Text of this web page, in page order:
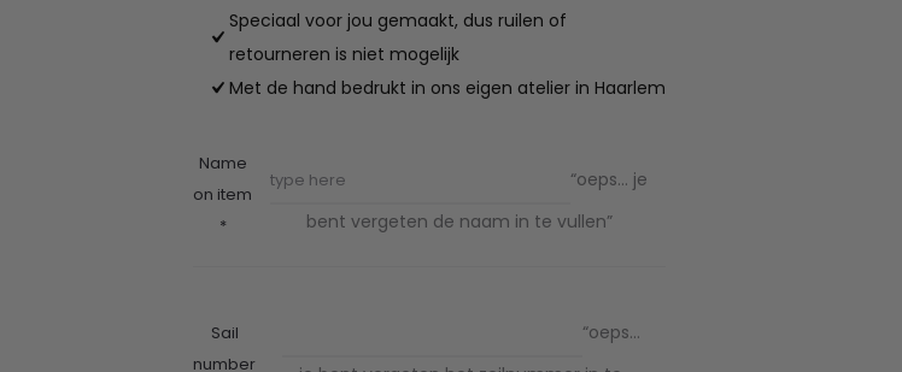
Speciaal voor jou gemaakt, dus ruilen of
retourneren is niet mogelijk
Met de hand bedrukt in ons eigen atelier in Haarlem
Name
on item
*
“oeps… je
bent vergeten de naam in te vullen”
Sail
number
“oeps…